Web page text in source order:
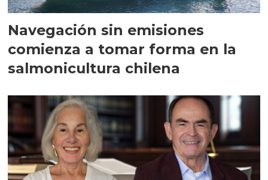
Navegación sin emisiones
comienza a tomar forma en la
salmonicultura chilena